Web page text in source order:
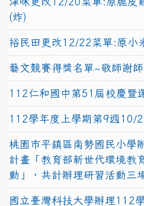
(炸)
裕民田更改12/22菜單:原小
藝文競賽得獎名單~敬師謝
112仁和國中第51屆校慶暨
112學年度上學期第9週10/
桃園市平鎮區南勢國民小學
計畫「教育部新世代環境教
動」，共計辦理研習活動三
國立臺灣科技大學辦理112